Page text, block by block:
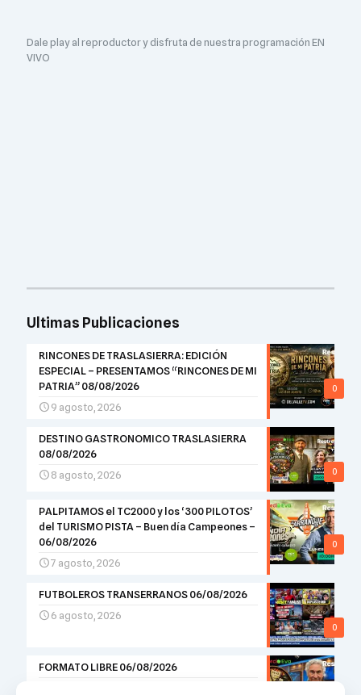
Dale play al reproductor y disfruta de nuestra programación EN
VIVO
Ultimas Publicaciones
0
RINCONES DE TRASLASIERRA: EDICIÓN
ESPECIAL – PRESENTAMOS “RINCONES DE MI
PATRIA” 08/08/2026
9 agosto, 2026
0
DESTINO GASTRONOMICO TRASLASIERRA
08/08/2026
8 agosto, 2026
0
PALPITAMOS el TC2000 y los ‘300 PILOTOS’
del TURISMO PISTA – Buen día Campeones –
06/08/2026
7 agosto, 2026
0
FUTBOLEROS TRANSERRANOS 06/08/2026
6 agosto, 2026
FORMATO LIBRE 06/08/2026